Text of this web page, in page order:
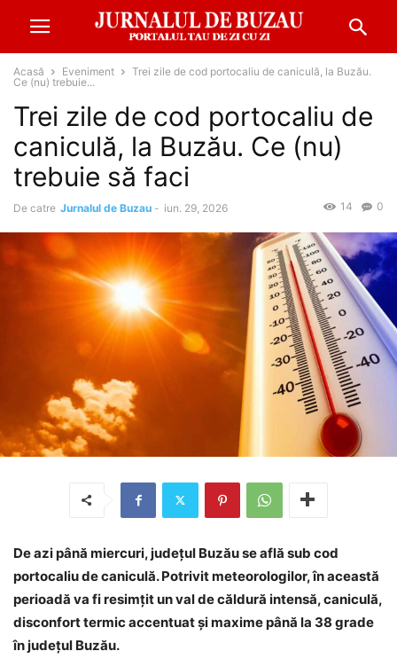
Acasă Eveniment
Trei zile de cod portocaliu de caniculă, la Buzău.
Ce (nu) trebuie...
Trei zile de cod portocaliu de
caniculă, la Buzău. Ce (nu)
trebuie să faci
De catre Jurnalul de Buzau - iun. 29, 2026 0
14
De azi până miercuri, județul Buzău se află sub cod
portocaliu de caniculă. Potrivit meteorologilor, în această
perioadă va fi resimțit un val de căldură intensă, caniculă,
disconfort termic accentuat și maxime până la 38 grade
în județul Buzău.